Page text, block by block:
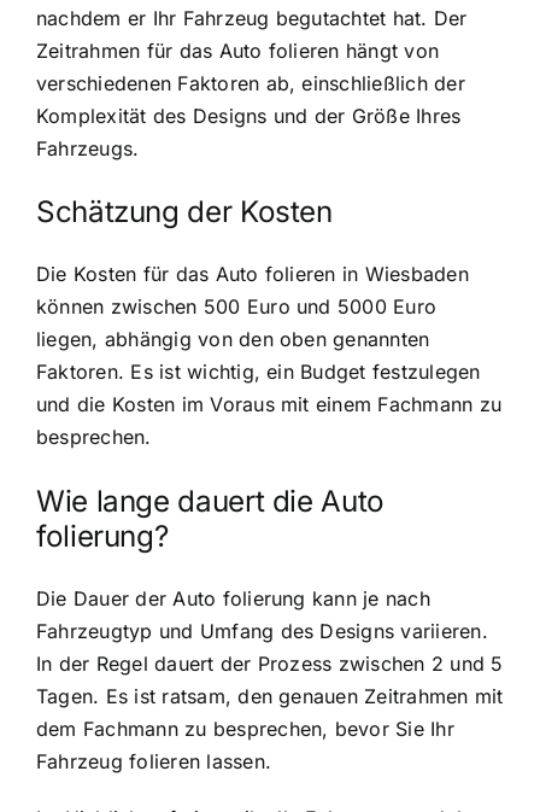
nachdem er Ihr Fahrzeug begutachtet hat. Der
Zeitrahmen für das Auto folieren hängt von
verschiedenen Faktoren ab, einschließlich der
Komplexität des Designs und der Größe Ihres
Fahrzeugs.
Schätzung der Kosten
Die Kosten für das Auto folieren in Wiesbaden
können zwischen 500 Euro und 5000 Euro
liegen, abhängig von den oben genannten
Faktoren. Es ist wichtig, ein Budget festzulegen
und die Kosten im Voraus mit einem Fachmann zu
besprechen.
Wie lange dauert die Auto
folierung?
Die Dauer der Auto folierung kann je nach
Fahrzeugtyp und Umfang des Designs variieren.
In der Regel dauert der Prozess zwischen 2 und 5
Tagen. Es ist ratsam, den genauen Zeitrahmen mit
dem Fachmann zu besprechen, bevor Sie Ihr
Fahrzeug folieren lassen.